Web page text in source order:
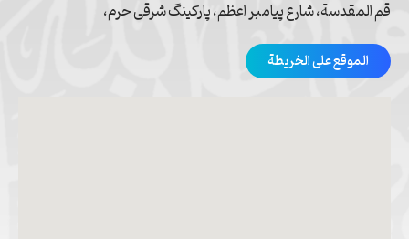
قم المقدسة، شارع پیامبر اعظم، پارکینگ شرقی حرم،
الموقع على الخريطة